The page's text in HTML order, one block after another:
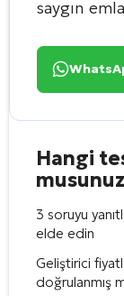
saygın
Hangi
3 soruyu
elde edin
Geliştirici
doğrulanmış